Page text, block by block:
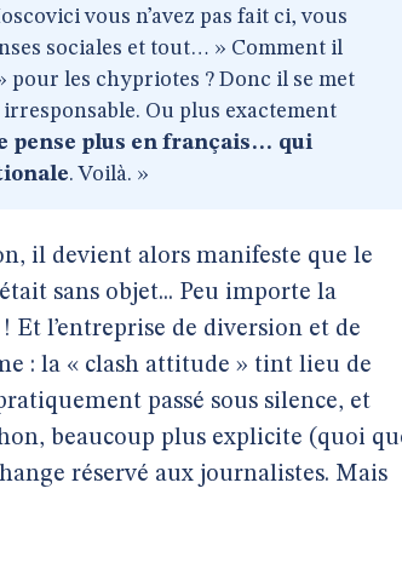
vous n’avez pas fait ci, vous
sociales et tout… » Comment il
pour les chypriotes ? Donc il se met
Ou plus exactement
pense plus en français… qui
. Voilà. »
il devient alors manifeste que le
sans objet... Peu importe la
Et l’entreprise de diversion et de
: la « clash attitude » tint lieu de
passé sous silence, et
beaucoup plus explicite (quoi
réservé aux journalistes. Mais